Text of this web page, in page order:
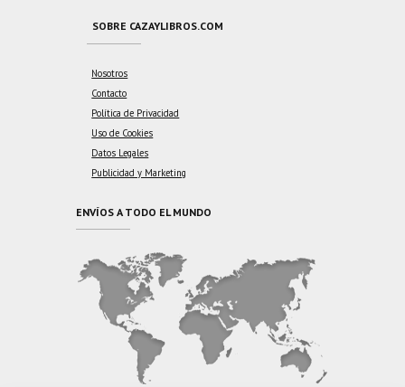
SOBRE CAZAYLIBROS.COM
Nosotros
Contacto
Política de Privacidad
Uso de Cookies
Datos Legales
Publicidad y Marketing
ENVÍOS A TODO EL MUNDO